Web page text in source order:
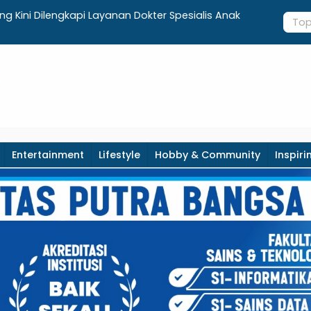
Kini Dilengkapi Layanan Dokter Spesialis Anak
Terima
Sejarah,
Entertainment Lifestyle Hobby & Community